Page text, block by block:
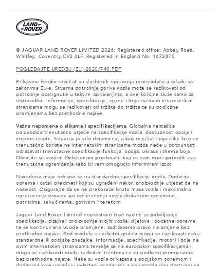
© JAGUAR LAND ROVER LIMITED 2026: Registered office: Abbey Road,
Whitley, Coventry CV3 4LF. Registered in England No: 1672070
POGLEDAJTE UREDBU (EU) 2020/740 PDF
Prikazane brojke rezultat su službenih ispitivanja proizvođača u skladu sa
zakonima EU-a. Stvarna potrošnja goriva vozila može se razlikovati od
potrošnje postignute u takvim ispitivanjima, a ove količine služe samo za
usporedbu. Informacije, specifikacije, cijene i boje na ovim internetskim
stranicama mogu se razlikovati od tržišta do tržišta te su podložne
promjenama bez prethodne najave.
Važna napomena o slikama i specifikacijama. Globalna nestašica
poluvodiča trenutačno utječe na specifikacije vozila, dostupnost opcija i
vrijeme izrade. Situacija je vrlo dinamična, a kao rezultat toga slike koje se
trenutačno koriste na internetskim stranicama možda neće u potpunosti
odražavati trenutačne specifikacije funkcija, opcija, ukrasa i shema boja.
Obratite se svojem Ovlaštenom prodavaču koji će vam moći potvrditi sva
trenutačna ograničenja kako bi vam omogućio informirani izbor
Navedene mase odnose se na standardne specifikacije vozila. Dodatna
oprema i ostali predmeti koji su ugrađeni nakon proizvodnje utjecat će na
nosivost. Osigurajte da se ne prekorače bruto masa vozila i maksimalno
opterećenje osovine pri opterećenju vozila dodatnom opremom,
putnicima, tekućinama, gorivom i teretom.
Jaguar Land Rover Limited neprestano traži načine za poboljšanje
specifikacija, dizajna i proizvodnje svojih vozila, dijelova i dodatne opreme,
te se kontinuirano uvode promjene; zadržavamo pravo na izmjene bez
prethodne najave. Kod modela iz različitih godina mogu se razlikovati neke
standardne ili opcijske značajke. Informacije, specifikacije, motori i boje na
ovim internetskim stranicama temelje se na europskim specifikacijama i
mogu se razlikovati među različitim tržištima te su podložni promjenama
bez prethodne najave. Neka su vozila prikazana s opcijskom opremom i